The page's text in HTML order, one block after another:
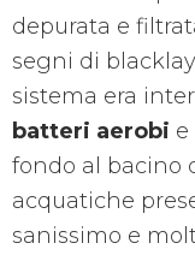
depurata e
segni di
sistema era
batteri aerobi e
fondo al bacino
acquatiche
sanissimo e